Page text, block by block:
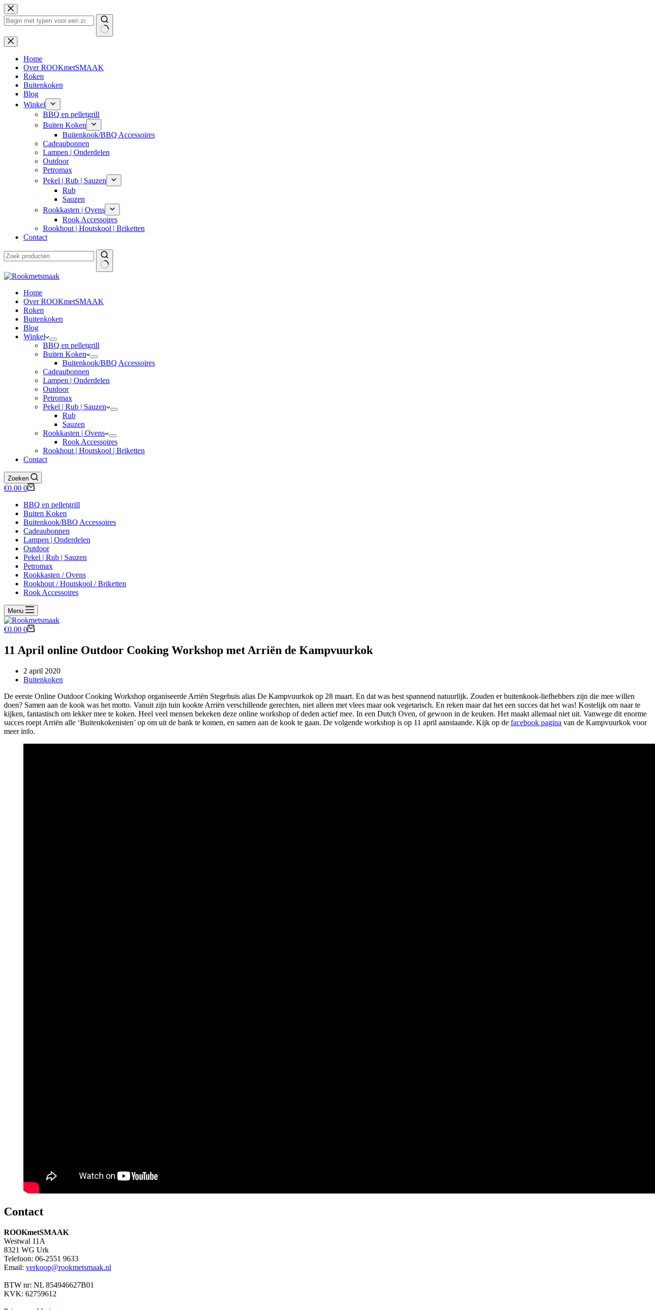
Ga
naar
de
Geen
resultaten
Home
Over ROOKmetSMAAK
Roken
Buitenkoken
Blog
Winkel
BBQ en pelletgrill
Buiten Koken
Buitenkook/BBQ Accessoires
Cadeaubonnen
Lampen | Onderdelen
Outdoor
Petromax
Pekel | Rub | Sauzen
Rub
Sauzen
Rookkasten | Ovens
Rook Accessoires
Rookhout | Houtskool | Briketten
Contact
Home
Over ROOKmetSMAAK
Roken
Buitenkoken
Blog
Winkel
BBQ en pelletgrill
Buiten Koken
Buitenkook/BBQ Accessoires
Cadeaubonnen
Lampen | Onderdelen
Outdoor
Petromax
Pekel | Rub | Sauzen
Rub
Sauzen
Rookkasten | Ovens
Rook Accessoires
Rookhout | Houtskool | Briketten
Contact
Zoeken
Winkelwagen
€0.00 0
BBQ en pelletgrill
Buiten Koken
Buitenkook/BBQ Accessoires
Cadeaubonnen
Lampen | Onderdelen
Outdoor
Pekel | Rub | Sauzen
Petromax
Rookkasten / Ovens
Rookhout / Houtskool / Briketten
Rook Accessoires
Menu
Winkelwagen
€0.00 0
11 April online Outdoor Cooking Workshop met Arriën de Kampvuurkok
2 april 2020
Buitenkoken
De eerste Online Outdoor Cooking Workshop organiseerde Arriën Stegehuis alias De Kampvuurkok op 28 maart. En dat was best spannend natuurlijk. Zouden er buitenkook-liefhebbers zijn die mee willen
doen? Samen aan de kook was het motto. Vanuit zijn tuin kookte Arriën verschillende gerechten, niet alleen met vlees maar ook vegetarisch. En reken maar dat het een succes dat het was! Kostelijk om naar te
kijken, fantastisch om lekker mee te koken. Heel veel mensen bekeken deze online workshop of deden actief mee. In een Dutch Oven, of gewoon in de keuken. Het maakt allemaal niet uit. Vanwege dit enorme
succes roept Arriën alle ‘Buitenkokenisten’ op om uit de bank te komen, en samen aan de kook te gaan. De volgende workshop is op 11 april aanstaande. Kijk op de facebook pagina van de Kampvuurkok voor
meer info.
Contact
ROOKmetSMAAK
Westwal 11A
8321 WG Urk
Telefoon: 06-2551 9633
Email: verkoop@rookmetsmaak.nl
BTW nr: NL 854946627B01
KVK: 62759612